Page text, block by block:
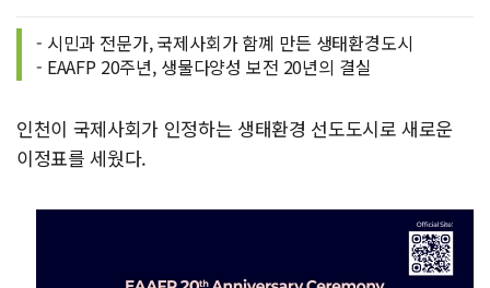
- 시민과 전문가, 국제사회가 함꼐 만든 생태환경도시
- EAAFP 20주년, 생물다양성 보전 20년의 결실
인천이 국제사회가 인정하는 생태환경 선도도시로 새로운
이정표를 세웠다.